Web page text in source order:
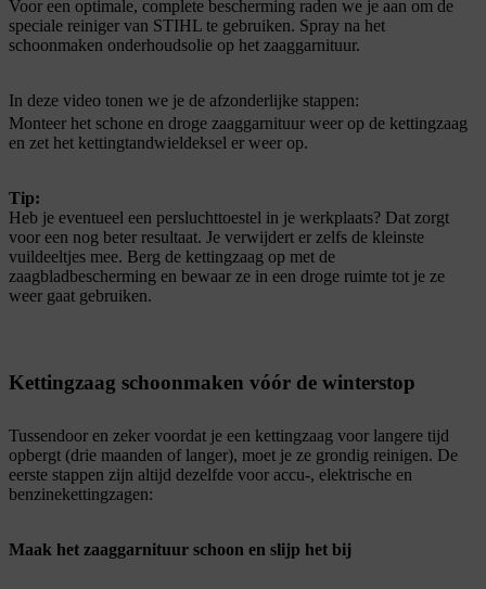
Voor een optimale, complete bescherming raden we je aan om de
speciale reiniger van STIHL te gebruiken. Spray na het
schoonmaken onderhoudsolie op het zaaggarnituur.
In deze video tonen we je de afzonderlijke stappen:
Monteer het schone en droge zaaggarnituur weer op de kettingzaag
en zet het kettingtandwieldeksel er weer op.
Tip:
Heb je eventueel een persluchttoestel in je werkplaats? Dat zorgt
voor een nog beter resultaat. Je verwijdert er zelfs de kleinste
vuildeeltjes mee. Berg de kettingzaag op met de
zaagbladbescherming en bewaar ze in een droge ruimte tot je ze
weer gaat gebruiken.
Kettingzaag schoonmaken vóór de winterstop
Tussendoor en zeker voordat je een kettingzaag voor langere tijd
opbergt (drie maanden of langer), moet je ze grondig reinigen. De
eerste stappen zijn altijd dezelfde voor accu-, elektrische en
benzinekettingzagen:
Maak het zaaggarnituur schoon en slijp het bij